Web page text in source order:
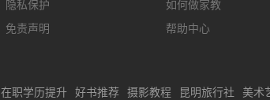
隐私保护
免责声明
如何做家教
帮助中心
在职学历提升 好书推荐 摄影教程 昆明旅行社 美术